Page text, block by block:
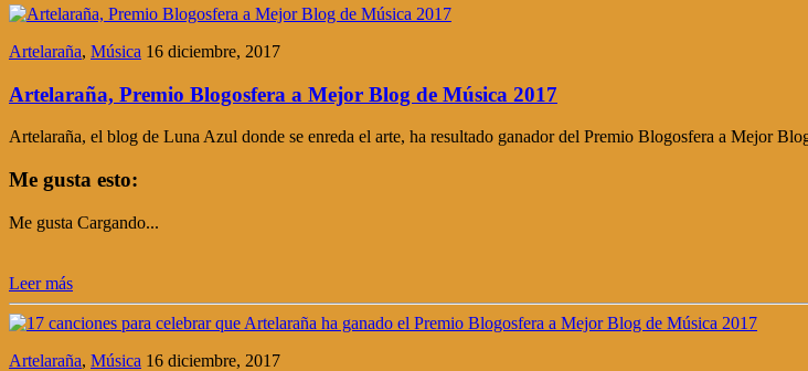
Artelaraña, Música 16 diciembre, 2017
Artelaraña, Premio Blogosfera a Mejor Blog de Música 2017
Artelaraña, el blog de Luna Azul donde se enreda el arte, ha resultado ganador del Premio Blogosfera a Mejor
Me gusta esto:
Me gusta Cargando...
Leer más
Artelaraña, Música 16 diciembre, 2017